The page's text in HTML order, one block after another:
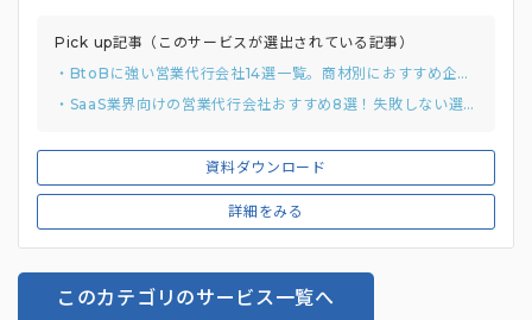
資料ダウンロード
詳細をみる
Pick up記事（このサービスが選出されている記事）
・BtoBに強い営業代行会社14選一覧。商材別におすすめ企業を紹介
・SaaS業界向けの営業代行会社おすすめ8選！失敗しない選び方と費用相場も解説
このカテゴリのサービス一覧へ